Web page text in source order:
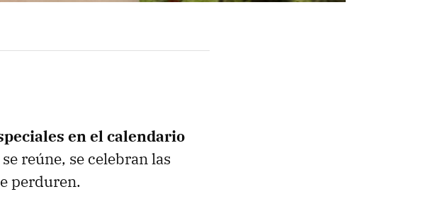
en el calendario
reúne, se celebran las
perduren.